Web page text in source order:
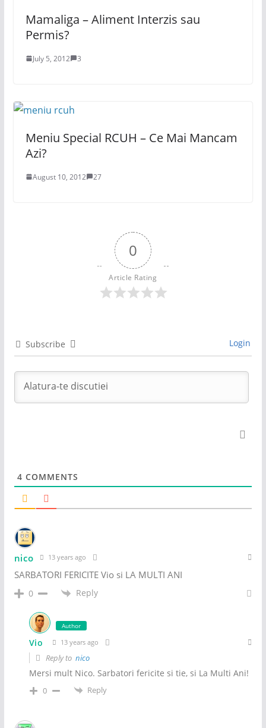
Mamaliga – Aliment Interzis sau
Permis?
July 5, 2012 3
Meniu Special RCUH – Ce Mai Mancam
Azi?
August 10, 2012 27
0
Article Rating
Subscribe Login
4 COMMENTS
nico 13 years ago
SARBATORI FERICITE Vio si LA MULTI ANI
0 Reply
Author
Vio 13 years ago
Reply to nico
Mersi mult Nico. Sarbatori fericite si tie, si La Multi Ani!
0 Reply